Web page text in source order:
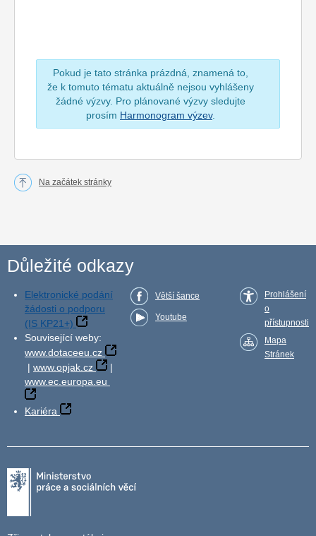
Pokud je tato stránka prázdná, znamená to,
že k tomuto tématu aktuálně nejsou vyhlášeny
žádné výzvy. Pro plánované výzvy sledujte
prosím Harmonogram výzev.
Na začátek stránky
Důležité odkazy
Elektronické podání
žádosti o podporu
(IS KP21+)
Související weby:
www.dotaceeu.cz
| www.opjak.cz
|
www.ec.europa.eu
Kariéra
Větší šance
Youtube
Prohlášení
o
přístupnosti
Mapa
Stránek